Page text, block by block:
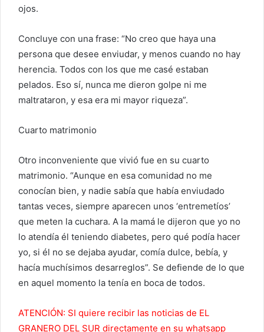
ojos.
Concluye con una frase: “No creo que haya una
persona que desee enviudar, y menos cuando no hay
herencia. Todos con los que me casé estaban
pelados. Eso sí, nunca me dieron golpe ni me
maltrataron, y esa era mi mayor riqueza”.
Cuarto matrimonio
Otro inconveniente que vivió fue en su cuarto
matrimonio. “Aunque en esa comunidad no me
conocían bien, y nadie sabía que había enviudado
tantas veces, siempre aparecen unos ‘entremetíos’
que meten la cuchara. A la mamá le dijeron que yo no
lo atendía él teniendo diabetes, pero qué podía hacer
yo, si él no se dejaba ayudar, comía dulce, bebía, y
hacía muchísimos desarreglos”. Se defiende de lo que
en aquel momento la tenía en boca de todos.
ATENCIÓN: SI quiere recibir las noticias de EL
GRANERO DEL SUR directamente en su whatsapp